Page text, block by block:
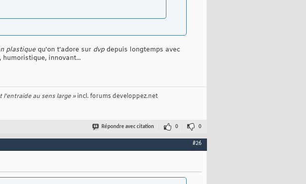
plastique qu'on t'adore sur dvpdepuis longtemps avec
innovant...
au sens large »incl. forums developpez.net
Répondre avec citation 0 0
#26